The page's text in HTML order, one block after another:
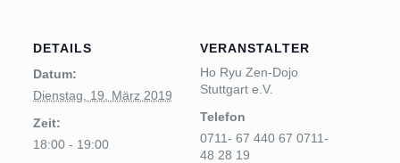
DETAILS
Datum:
Dienstag, 19. März 2019
Zeit:
18:00 - 19:00
VERANSTALTER
Ho Ryu Zen-Dojo
Stuttgart e.V.
Telefon
0711- 67 440 67 0711-
48 28 19